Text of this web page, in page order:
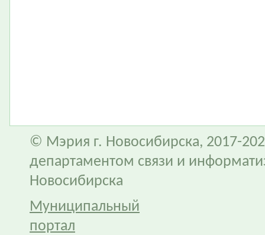
© Мэрия г. Новосибирска, 2017-
департаментом связи и
Новосибирска
Муниципальный
портал